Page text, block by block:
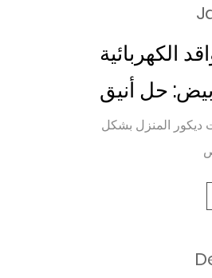
الكهربائية
حل أنيق
ديكور المنزل بشكل